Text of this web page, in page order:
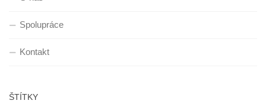
Spolupráce
Kontakt
ŠTÍTKY